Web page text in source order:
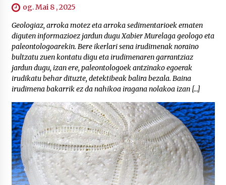
og. Mai 8 , 2025
Geologiaz, arroka motez eta arroka sedimentarioek ematen
diguten informazioez jardun dugu Xabier Murelaga geologo eta
paleontologoarekin. Bere ikerlari sena irudimenak noraino
bultzatu zuen kontatu digu eta irudimenaren garrantziaz
jardun dugu, izan ere, paleontologoek antzinako egoerak
irudikatu behar dituzte, detektibeak balira bezala. Baina
irudimena bakarrik ez da nahikoa iragana nolakoa izan […]